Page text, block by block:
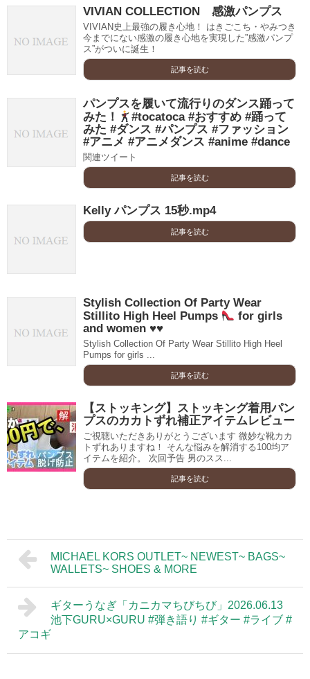
VIVIAN COLLECTION 感激パンプス
VIVIAN史上最強の履き心地！ はきごこち・やみつき
今までにない感激の履き心地を実現した”感激パンプ
ス”がついに誕生！
記事を読む
パンプスを履いて流行りのダンス踊って
みた！
#tocatoca #おすすめ #踊って
みた #ダンス #パンプス #ファッション
#アニメ #アニメダンス #anime #dance
関連ツイート
記事を読む
Kelly パンプス 15秒.mp4
記事を読む
Stylish Collection Of Party Wear
Stillito High Heel Pumps
for girls
and women ♥️♥️
Stylish Collection Of Party Wear Stillito High Heel
Pumps for girls ...
記事を読む
【ストッキング】ストッキング着用パン
プスのカカトずれ補正アイテムレビュー
ご視聴いただきありがとうございます 微妙な靴カカ
トずれありますね！ そんな悩みを解消する100均ア
イテムを紹介。 次回予告 男のスス...
記事を読む
MICHAEL KORS OUTLET~ NEWEST~ BAGS~
WALLETS~ SHOES & MORE
ギターうなぎ「カニカマちびちび」2026.06.13
池下GURU×GURU #弾き語り #ギター #ライブ #
アコギ